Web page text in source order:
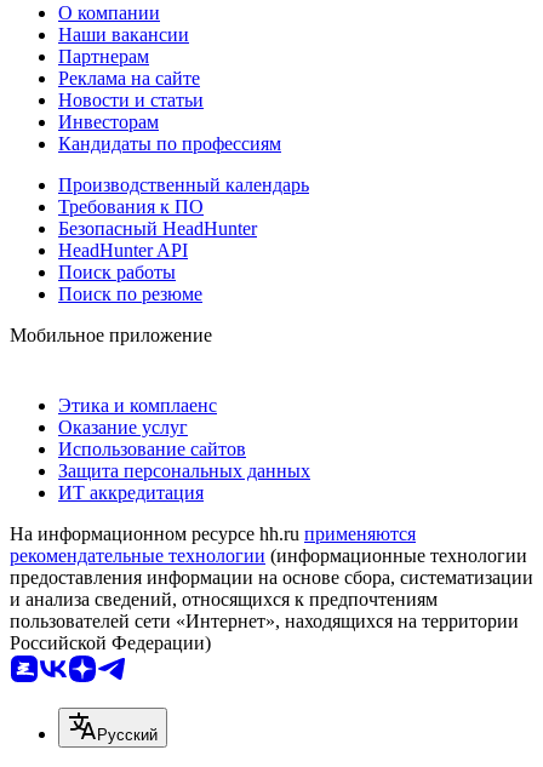
О компании
Наши вакансии
Партнерам
Реклама на сайте
Новости и статьи
Инвесторам
Кандидаты по профессиям
Производственный календарь
Требования к ПО
Безопасный HeadHunter
HeadHunter API
Поиск работы
Поиск по резюме
Мобильное приложение
Этика и комплаенс
Оказание услуг
Использование сайтов
Защита персональных данных
ИТ аккредитация
На информационном ресурсе hh.ru применяются
рекомендательные технологии (информационные технологии
предоставления информации на основе сбора, систематизации
и анализа сведений, относящихся к предпочтениям
пользователей сети «Интернет», находящихся на территории
Российской Федерации)
Русский